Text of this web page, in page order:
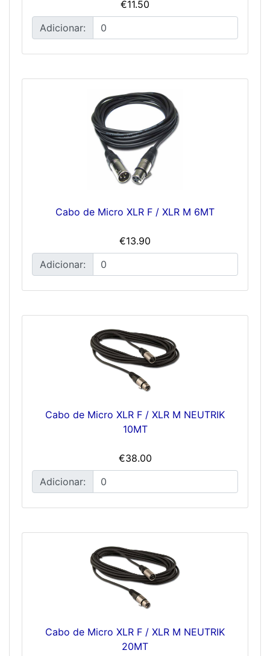
€11.50
Adicionar:
Cabo de Micro XLR F / XLR M 6MT
€13.90
Adicionar:
Cabo de Micro XLR F / XLR M NEUTRIK
10MT
€38.00
Adicionar:
Cabo de Micro XLR F / XLR M NEUTRIK
20MT